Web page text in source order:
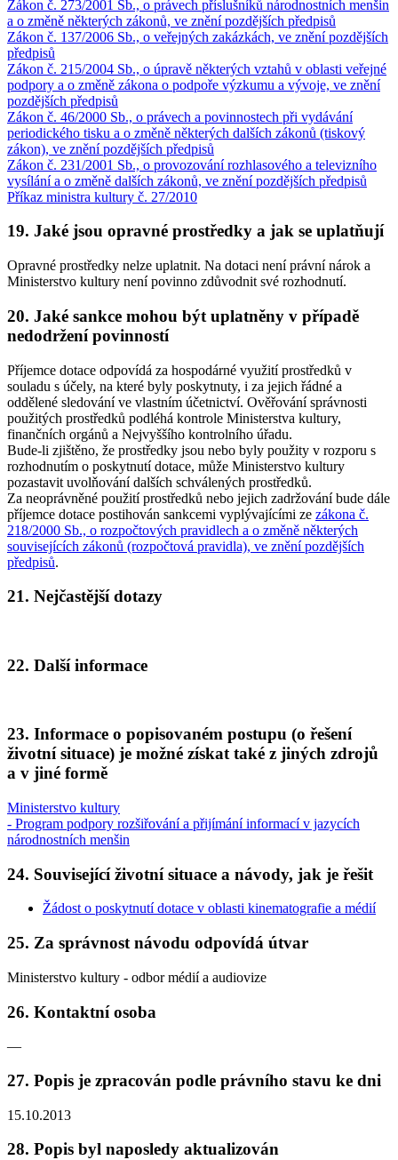
Zákon č. 273/2001 Sb., o právech příslušníků národnostních menšin
a o změně některých zákonů, ve znění pozdějších předpisů
Zákon č. 137/2006 Sb., o veřejných zakázkách, ve znění pozdějších
předpisů
Zákon č. 215/2004 Sb., o úpravě některých vztahů v oblasti veřejné
podpory a o změně zákona o podpoře výzkumu a vývoje, ve znění
pozdějších předpisů
Zákon č. 46/2000 Sb., o právech a povinnostech při vydávání
periodického tisku a o změně některých dalších zákonů (tiskový
zákon), ve znění pozdějších předpisů
Zákon č. 231/2001 Sb., o provozování rozhlasového a televizního
vysílání a o změně dalších zákonů, ve znění pozdějších předpisů
Příkaz ministra kultury č. 27/2010
19. Jaké jsou opravné prostředky a jak se uplatňují
Opravné prostředky nelze uplatnit. Na dotaci není právní nárok a
Ministerstvo kultury není povinno zdůvodnit své rozhodnutí.
20. Jaké sankce mohou být uplatněny v případě
nedodržení povinností
Příjemce dotace odpovídá za hospodárné využití prostředků v
souladu s účely, na které byly poskytnuty, i za jejich řádné a
oddělené sledování ve vlastním účetnictví. Ověřování správnosti
použitých prostředků podléhá kontrole Ministerstva kultury,
finančních orgánů a Nejvyššího kontrolního úřadu.
Bude-li zjištěno, že prostředky jsou nebo byly použity v rozporu s
rozhodnutím o poskytnutí dotace, může Ministerstvo kultury
pozastavit uvolňování dalších schválených prostředků.
Za neoprávněné použití prostředků nebo jejich zadržování bude dále
příjemce dotace postihován sankcemi vyplývajícími ze zákona č.
218/2000 Sb., o rozpočtových pravidlech a o změně některých
souvisejících zákonů (rozpočtová pravidla), ve znění pozdějších
předpisů.
21. Nejčastější dotazy
22. Další informace
23. Informace o popisovaném postupu (o řešení
životní situace) je možné získat také z jiných zdrojů
a v jiné formě
Ministerstvo kultury
- Program podpory rozšiřování a přijímání informací v jazycích
národnostních menšin
24. Související životní situace a návody, jak je řešit
Žádost o poskytnutí dotace v oblasti kinematografie a médií
25. Za správnost návodu odpovídá útvar
Ministerstvo kultury - odbor médií a audiovize
26. Kontaktní osoba
—
27. Popis je zpracován podle právního stavu ke dni
15.10.2013
28. Popis byl naposledy aktualizován